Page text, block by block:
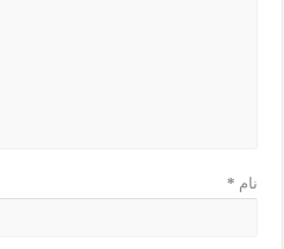
نام *